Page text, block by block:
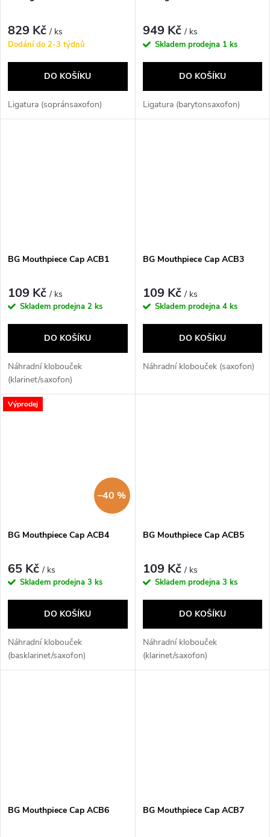
829 Kč/ ks
Dodání do 2-3 týdnů
DO KOŠÍKU
Ligatura (sopránsaxofon)
949 Kč/ ks
Skladem prodejna 1 ks
DO KOŠÍKU
Ligatura (barytonsaxofon)
BG Mouthpiece Cap ACB1
109 Kč/ ks
Skladem prodejna 2 ks
DO KOŠÍKU
Náhradní klobouček
(klarinet/saxofon)
BG Mouthpiece Cap ACB3
109 Kč/ ks
Skladem prodejna 4 ks
DO KOŠÍKU
Náhradní klobouček (saxofon)
Výprodej
–40 %
BG Mouthpiece Cap ACB4
65 Kč/ ks
Skladem prodejna 3 ks
DO KOŠÍKU
Náhradní klobouček
(basklarinet/saxofon)
BG Mouthpiece Cap ACB5
109 Kč/ ks
Skladem prodejna 3 ks
DO KOŠÍKU
Náhradní klobouček
(klarinet/saxofon)
BG Mouthpiece Cap ACB6 BG Mouthpiece Cap ACB7